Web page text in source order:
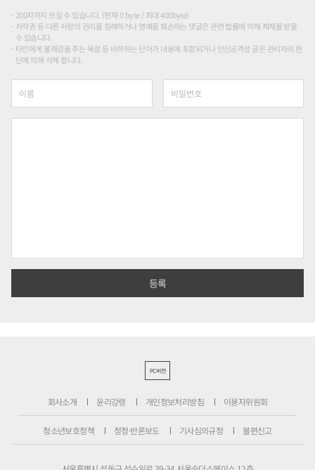
200자까지 쓰실 수 있습니다. (현재 0 byte / 최대 400byte)
저작권 등 다른 사람의 권리를 침해하거나 명예를 훼손하는 댓글은 관련 법률에 의해 제재를 받을
수 있습니다.
타인에게 불쾌감을 주는 욕설 등 비하하는 단어가 내용에 포함되거나 인신공격성 글은 관리자의 판
단에 의해 삭제 합니다.
PC버전
회사소개 윤리강령 개인정보처리방침 이용자위원회
청소년보호정책 정정·반론보도 기사심의규정 불편신고